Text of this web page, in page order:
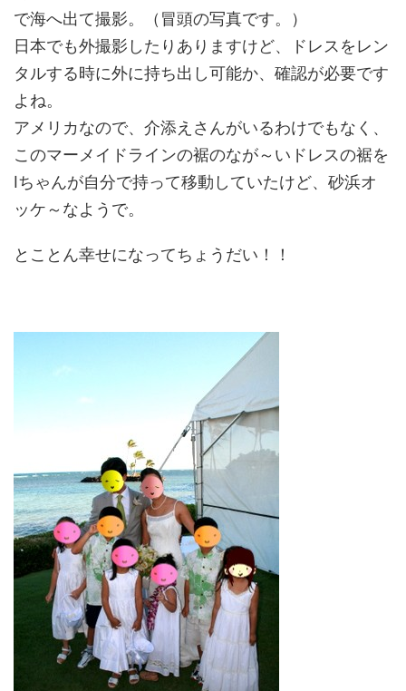
で海へ出て撮影。（冒頭の写真です。）
日本でも外撮影したりありますけど、ドレスをレン
タルする時に外に持ち出し可能か、確認が必要です
よね。
アメリカなので、介添えさんがいるわけでもなく、
このマーメイドラインの裾のなが～いドレスの裾を
Iちゃんが自分で持って移動していたけど、砂浜オ
ッケ～なようで。
とことん幸せになってちょうだい！！